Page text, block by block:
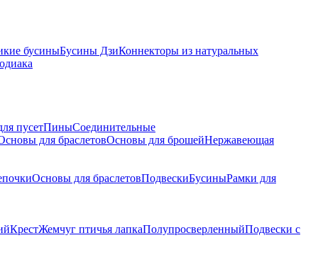
бусиныБусины ДзиКоннекторы из натуральных
пусетПиныСоединительные
для браслетовОсновы для брошейНержавеющая
Основы для браслетовПодвескиБусиныРамки для
КрестЖемчуг птичья лапкаПолупросверленныйПодвески с